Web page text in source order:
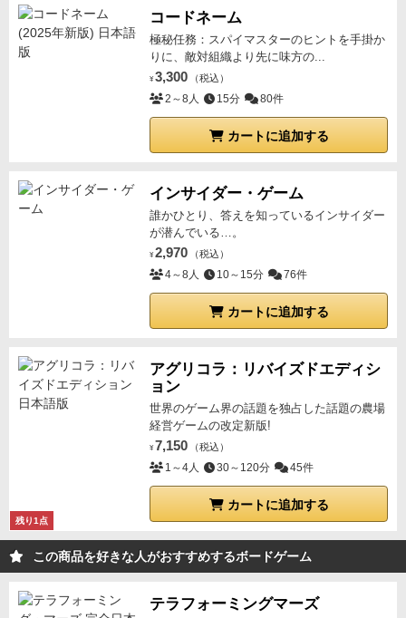
る印象。一度分かれば問題ないが、最初手間取った。
コードネーム
極秘任務：スパイマスターのヒントを手掛か
りに、敵対組織より先に味方の...
¥ 3,300 （税込）
2～8人 15分 80件
カートに追加する
インサイダー・ゲーム
誰かひとり、答えを知っているインサイダー
が潜んでいる…。
¥ 2,970 （税込）
4～8人 10～15分 76件
カートに追加する
残り1点
アグリコラ：リバイズドエディシ
ョン
世界のゲーム界の話題を独占した話題の農場
経営ゲームの改定新版!
¥ 7,150 （税込）
1～4人 30～120分 45件
カートに追加する
この商品を好きな人がおすすめするボードゲーム
テラフォーミングマーズ